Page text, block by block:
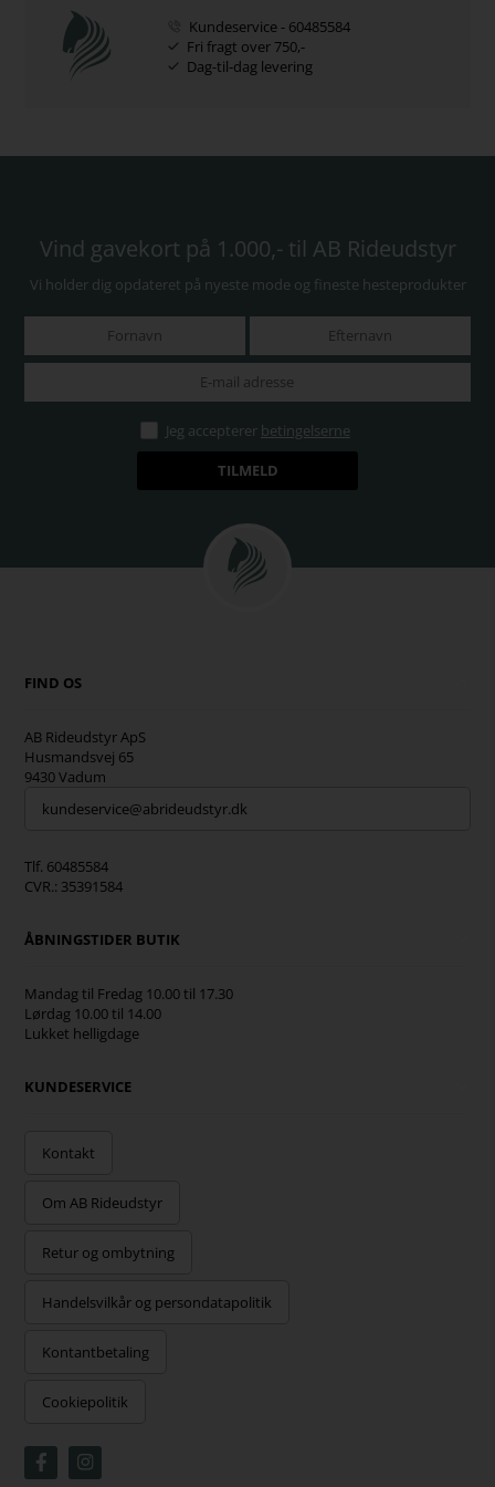
Kundeservice - 60485584
Fri fragt over 750,-
Dag-til-dag levering
Vind gavekort på 1.000,- til AB Rideudstyr
Vi holder dig opdateret på nyeste mode og fineste hesteprodukter
Jeg accepterer betingelserne
FIND OS
AB Rideudstyr ApS
Husmandsvej 65
9430 Vadum
kundeservice@abrideudstyr.dk
Tlf. 60485584
CVR.: 35391584
ÅBNINGSTIDER BUTIK
Mandag til Fredag 10.00 til 17.30
Lørdag 10.00 til 14.00
Lukket helligdage
KUNDESERVICE
Kontakt
Om AB Rideudstyr
Retur og ombytning
Handelsvilkår og persondatapolitik
Kontantbetaling
Cookiepolitik